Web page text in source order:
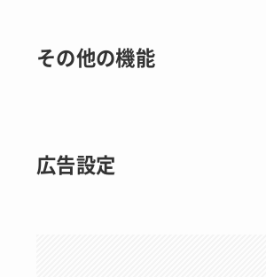
その他の機能
広告設定